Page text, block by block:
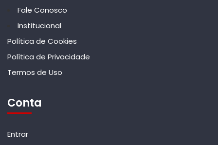
Fale Conosco
Institucional
Política de Cookies
Política de Privacidade
Termos de Uso
Conta
Entrar